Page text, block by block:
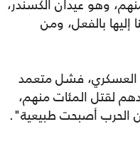
وهو عيدان ألكسندر،
إليها بالفعل، ومن
العسكري، فشل متعمد
لقتل المئات منهم،
الحرب أصبحت طبيعية".